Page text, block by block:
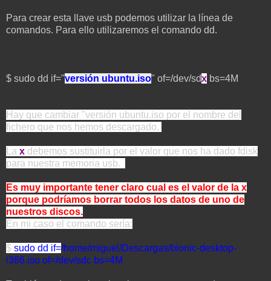
Para crear esta llave usb podemos utilizar la línea de
comandos. Para ello utilizaremos el comando dd.
$ sudo dd if="versión ubuntu.iso" of=/dev/sdx bs=4M
Hay que cambiar "versión ubuntu.iso por el nombre del
fichero que nos hemos descargado.
La x debemos sustituirla por el valor que nos ha dado fdisk
para nuestra memoria usb.
Es muy importante tener claro cual es el valor de la x
porque podríamos borrar todos los datos de uno de
nuestros discos.
En mi caso el comando sería:
$ sudo dd if=/home/miguel/Descargas/bionic-desktop-
i386.iso of=/dev/sdc bs=4M